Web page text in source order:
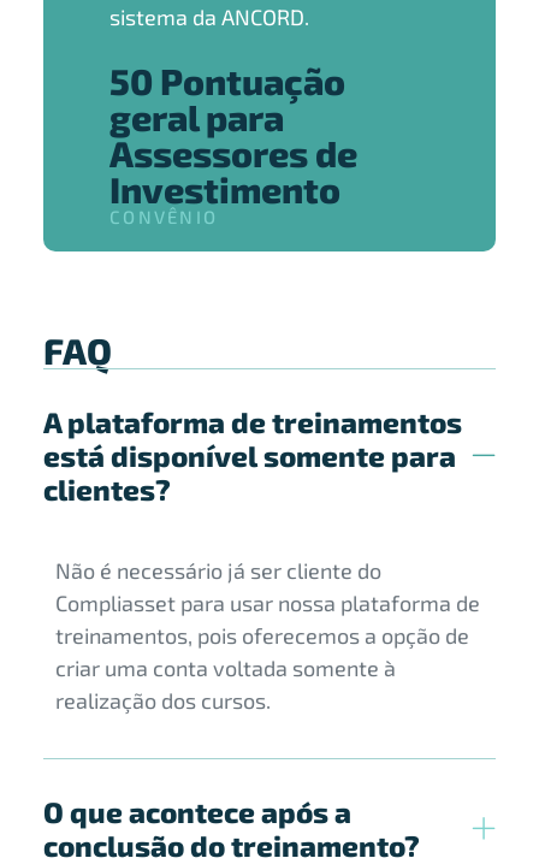
CONVÊNIO
50 Pontuação
geral para
Assessores de
Investimento
sistema da ANCORD.
FAQ
A plataforma de treinamentos
está disponível somente para
clientes?
Não é necessário já ser cliente do
Compliasset para usar nossa plataforma de
treinamentos, pois oferecemos a opção de
criar uma conta voltada somente à
realização dos cursos.
O que acontece após a
conclusão do treinamento?